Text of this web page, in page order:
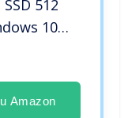
512
10
Casse
Amazon